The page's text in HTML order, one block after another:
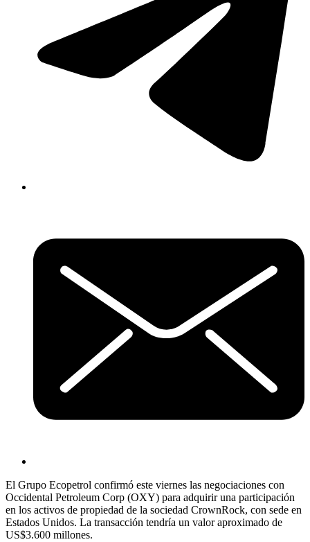
El Grupo Ecopetrol confirmó este viernes las negociaciones con
Occidental Petroleum Corp (OXY) para adquirir una participación
en los activos de propiedad de la sociedad CrownRock, con sede en
Estados Unidos. La transacción tendría un valor aproximado de
US$3.600 millones.